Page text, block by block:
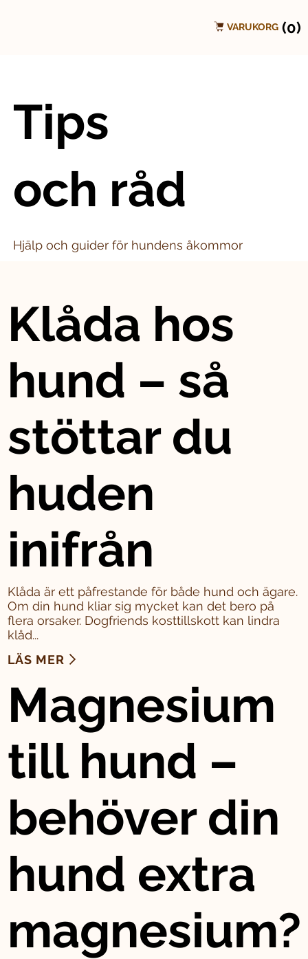
VARUKORG (0)
Tips
och råd
Hjälp och guider för hundens åkommor
Klåda hos
hund – så
stöttar du
huden
inifrån
Klåda är ett påfrestande för både hund och ägare.
Om din hund kliar sig mycket kan det bero på
flera orsaker. Dogfriends kosttillskott kan lindra
klåd...
LÄS MER
Magnesium
till hund –
behöver din
hund extra
magnesium?